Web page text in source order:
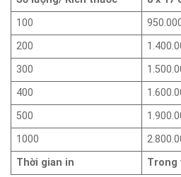
100
200
300
400
500
1000
Thời gian in
Trong